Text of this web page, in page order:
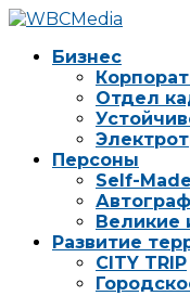
Бизнес
Отдел
Персоны
Self-Made
Автограф
Великие
Развитие
CITY TRIP